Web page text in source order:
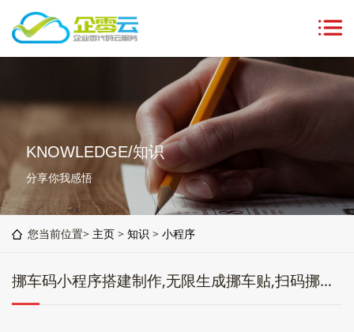
KNOWLEDGE/知识
分享你我感悟
您当前位置> 主页 > 知识 > 小程序
挪车码小程序搭建制作,无限生成挪车贴,扫码挪车小程序